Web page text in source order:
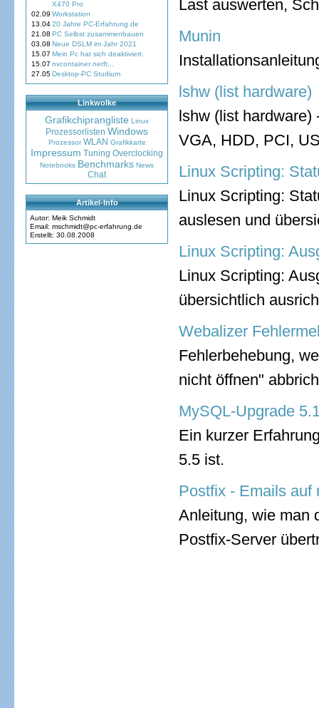
X470 Pro
02.09 Workstation
13.0420 Jahre PC-Erfahrung.de
21.08 PC Selbst zusammenbauen
03.08 Neue DSLM im Jahr 2021
15.07 Mein Pc hat sich deaktiviert.
15.07 nvcontainer nerft...
27.05Desktop-PC Studium
Linkwolke
Grafikchiprangliste Linux
Prozessorlisten Windows
Prozessor WLAN Grafikkarte
Impressum Tuning Overclocking
Notebooks Benchmarks News
Chat
Artikel-Info
Autor: Meik Schmidt
Email: mschmidt@pc-erfahrung.de
Erstellt: 30.08.2008
Last auswerten,
Munin
lshw (list hardware)
lshw (list hardware)
VGA, HDD, PCI,
Linux Scripting:
Linux Scripting:
auslesen und
Linux Scripting:
Linux Scripting:
übersichtlich
Webalizer
Fehlerbehebung,
nicht öffnen"
MySQL-Upgrade
Ein kurzer
5.5 ist.
Postfix - Emails auf
Anleitung, wie man
Postfix-Server